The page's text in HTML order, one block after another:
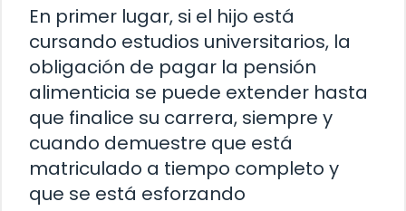
En primer lugar, si el hijo está
cursando estudios universitarios, la
obligación de pagar la pensión
alimenticia se puede extender hasta
que finalice su carrera, siempre y
cuando demuestre que está
matriculado a tiempo completo y
que se está esforzando